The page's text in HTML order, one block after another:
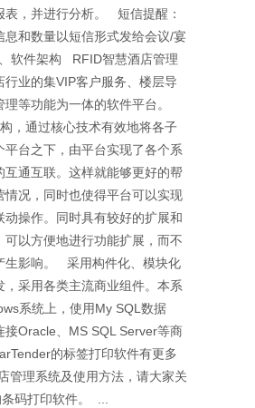
表，并进行分析。 短信提醒：
息和数量以短信形式发给会议/宴
软件架构 RFID智慧酒店管理
行业的集VIP客户服务、楼层导
理等功能为一体的软件平台。
，通过核心技术有效地将各子
平台之下，由平台实现了各个系
互通互联。这样就能够更好的帮
情况，同时也使得平台可以实现
动操作。同时具有较好的扩展和
可以方便地进行功能扩展，而不
生影响。 采用构件化、模块化
，采用各类主流商业组件。本系
系统上，使用My SQL数据
接Oracle、MS SQL Server等商
的标签打印软件有更多
管理系统及使用方法，请大家关
码打印软件。 ...